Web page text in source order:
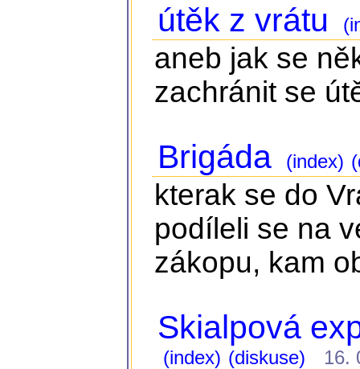
útěk z vrátu
aneb jak se
zachránit se
Brigáda (index)
kterak se do
podíleli se na
zákopu, kam
Skialpová
(index) (diskuse) 16.